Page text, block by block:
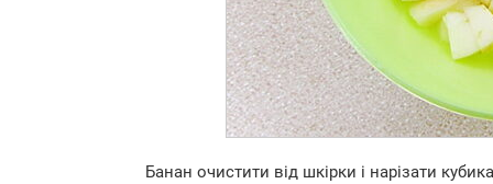
Банан очистити від шкірки і нарізати